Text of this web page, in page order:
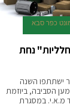
כפר סבא
נחת
ישתתפו השנה
הסביבה, ביוזמת
מ.א.י. במסגרת